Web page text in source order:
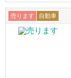
売ります 自動車